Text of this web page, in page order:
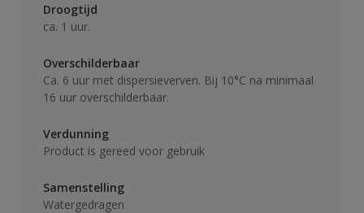
Droogtijd
ca. 1 uur.
Overschilderbaar
Ca. 6 uur met dispersieverven. Bij 10°C na minimaal
16 uur overschilderbaar.
Verdunning
Product is gereed voor gebruik
Samenstelling
Watergedragen